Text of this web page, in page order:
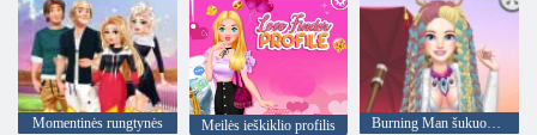
Momentinės rungtynės Meilės ieškiklio profilis Burning Man šukuosena